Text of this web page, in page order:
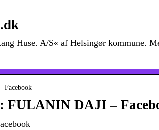
Huse. A/S« af Helsingør kommune.
Facebook
FULANIN DAJI –